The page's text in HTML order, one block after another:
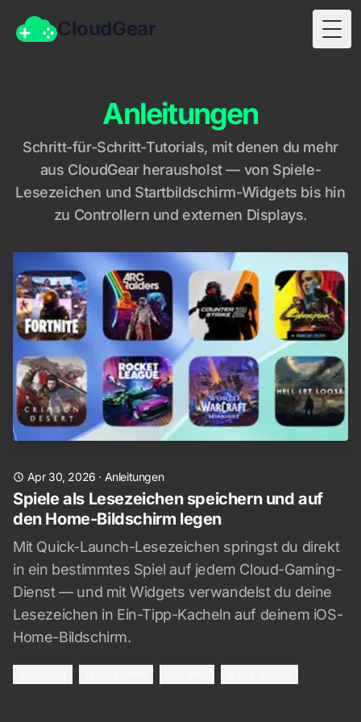
CloudGear
Anleitungen
Schritt-für-Schritt-Tutorials, mit denen du mehr
aus CloudGear herausholst — von Spiele-
Lesezeichen und Startbildschirm-Widgets bis hin
zu Controllern und externen Displays.
Apr 30, 2026 · Anleitungen
Spiele als Lesezeichen speichern und auf
den Home-Bildschirm legen
Mit Quick-Launch-Lesezeichen springst du direkt
in ein bestimmtes Spiel auf jedem Cloud-Gaming-
Dienst — und mit Widgets verwandelst du deine
Lesezeichen in Ein-Tipp-Kacheln auf deinem iOS-
Home-Bildschirm.